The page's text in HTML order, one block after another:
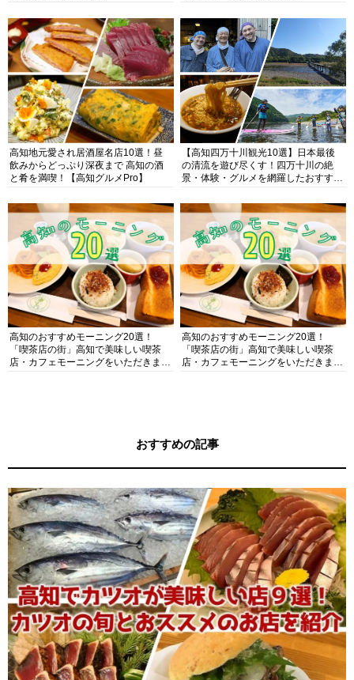
高知地元愛され居酒屋名店10選！昼
飲みからどっぷり深夜まで 高知の酒
と肴を満喫！【高知グルメPro】
【高知四万十川観光10選】日本最後
の清流を遊び尽くす！四万十川の絶
景・体験・グルメを網羅したおすすめ
高知のおすすめモーニング20選！
「喫茶店の街」高知で美味しい喫茶
店・カフェモーニングをいただきま
高知のおすすめモーニング20選！
「喫茶店の街」高知で美味しい喫茶
店・カフェモーニングをいただきま
おすすめの記事